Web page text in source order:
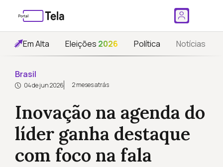
Em Alta Eleições 2026 Política Notícias
Brasil
04 de jun 2026 2 meses atrás
Inovação na agenda do
líder ganha destaque
com foco na fala